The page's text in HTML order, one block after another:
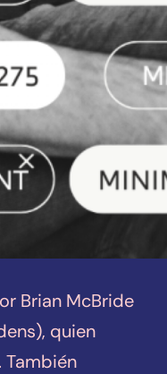
Brian McBride
quien
También